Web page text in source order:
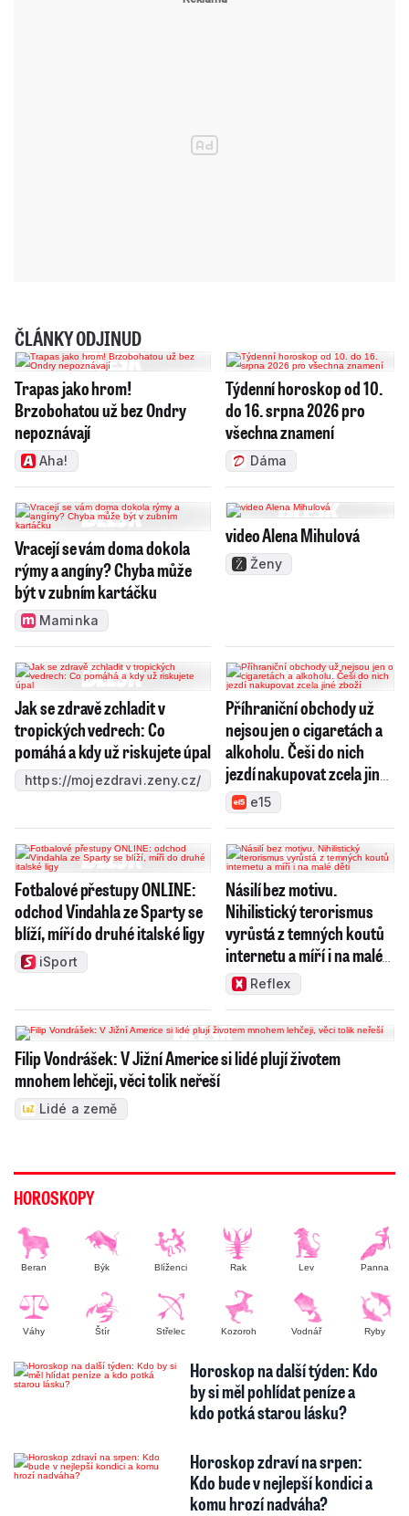
ČLÁNKY ODJINUD
Trapas jako hrom!
Brzobohatou už bez Ondry
nepoznávají
Aha!
Týdenní horoskop od 10.
do 16. srpna 2026 pro
všechna znamení
Dáma
Vracejí se vám doma dokola
rýmy a angíny? Chyba může
být v zubním kartáčku
Maminka
video Alena Mihulová
Ženy
Jak se zdravě zchladit v
tropických vedrech: Co
pomáhá a kdy už riskujete úpal
https://mojezdravi.zeny.cz/
Příhraniční obchody už
nejsou jen o cigaretách a
alkoholu. Češi do nich
jezdí nakupovat zcela jiné
zbožíe15
Fotbalové přestupy ONLINE:
odchod Vindahla ze Sparty se
blíží, míří do druhé italské ligy
iSport
Násilí bez motivu.
Nihilistický terorismus
vyrůstá z temných koutů
internetu a míří i na malé
dětiReflex
Filip Vondrášek: V Jižní Americe si lidé plují životem
mnohem lehčeji, věci tolik neřeší
Lidé a země
HOROSKOPY
Beran Býk Blíženci Rak Lev Panna
Váhy Štír Střelec Kozoroh Vodnář Ryby
Horoskop na další týden: Kdo
by si měl pohlídat peníze a
kdo potká starou lásku?
Horoskop zdraví na srpen:
Kdo bude v nejlepší kondici a
komu hrozí nadváha?